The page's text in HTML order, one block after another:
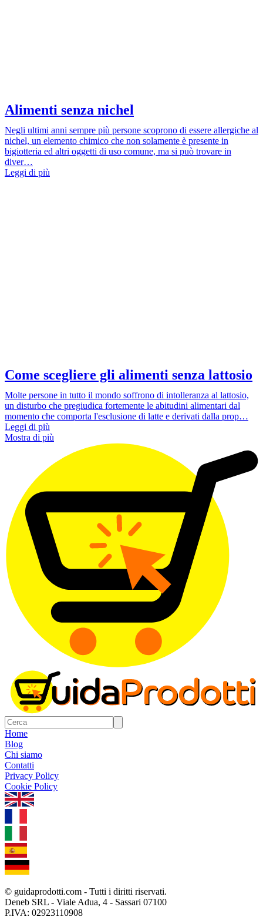
Alimenti senza nichel
Negli ultimi anni sempre più persone scoprono di essere allergiche al
nichel, un elemento chimico che non solamente è presente in
bigiotteria ed altri oggetti di uso comune, ma si può trovare in
diver…
Leggi di più
Come scegliere gli alimenti senza lattosio
Molte persone in tutto il mondo soffrono di intolleranza al lattosio,
un disturbo che pregiudica fortemente le abitudini alimentari dal
momento che comporta l'esclusione di latte e derivati dalla prop…
Leggi di più
Mostra di più
Home
Blog
Chi siamo
Contatti
Privacy Policy
Cookie Policy
© guidaprodotti.com - Tutti i diritti riservati.
Deneb SRL - Viale Adua, 4 - Sassari 07100
P.IVA: 02923110908